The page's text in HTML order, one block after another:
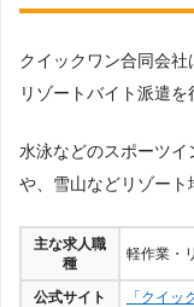
クイックワン合同会
リゾートバイト派遣を
水泳などのスポーツ
や、雪山などリゾート
主な求人職
種
軽作業・
公式サイト
「クイッ